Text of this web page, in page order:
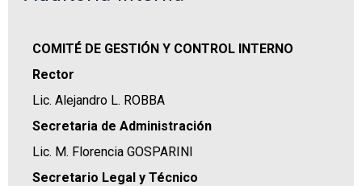
COMITÉ DE GESTIÓN Y CONTROL INTERNO
Rector
Lic. Alejandro L. ROBBA
Secretaria de Administración
Lic. M. Florencia GOSPARINI
Secretario Legal y Técnico